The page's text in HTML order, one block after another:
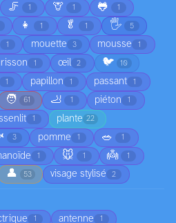
🦵 1 🦒 1 🐸 1
👧 1 🥬 1 🖐️ 5
1 mouette 3 mousse 1
1 œil 2 🐦 10
1 papillon 1 passant 1
🧑 61 🦶 1 piéton 1
1 plante 22
3 pomme 1 🥗 1
1 🐭 1 👼 1
👤 53 visage stylisé 2
1 antenne 1